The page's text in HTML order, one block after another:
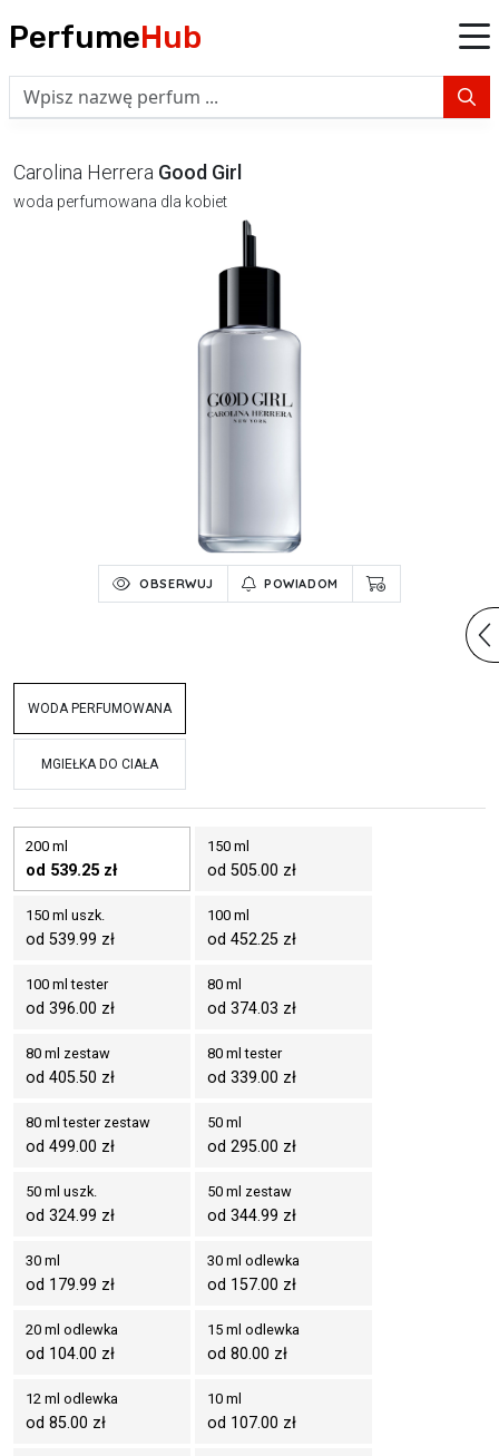
PerfumeHub
Carolina Herrera Good Girl
woda perfumowana dla kobiet
OBSERWUJ POWIADOM
WODA PERFUMOWANA
MGIEŁKA DO CIAŁA
200 ml
od 539.25 zł
150 ml
od 505.00 zł
150 ml uszk.
od 539.99 zł
100 ml
od 452.25 zł
100 ml tester
od 396.00 zł
80 ml
od 374.03 zł
80 ml zestaw
od 405.50 zł
80 ml tester
od 339.00 zł
80 ml tester zestaw
od 499.00 zł
50 ml
od 295.00 zł
50 ml uszk.
od 324.99 zł
50 ml zestaw
od 344.99 zł
30 ml
od 179.99 zł
30 ml odlewka
od 157.00 zł
20 ml odlewka
od 104.00 zł
15 ml odlewka
od 80.00 zł
12 ml odlewka
od 85.00 zł
10 ml
od 107.00 zł